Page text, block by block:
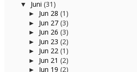
▼ Juni (31)
► Jun 28 (1)
► Jun 27 (3)
► Jun 26 (3)
► Jun 23 (2)
► Jun 22 (1)
► Jun 21 (2)
► Jun 19 (2)